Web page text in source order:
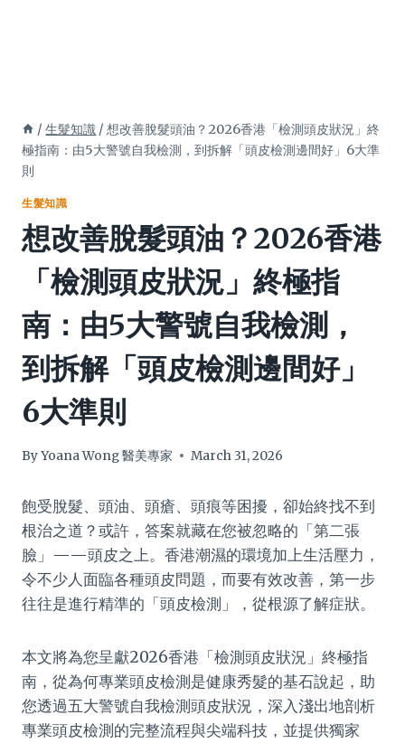
/ 生髮知識 / 想改善脫髮頭油？2026香港「檢測頭皮狀況」終
極指南：由5大警號自我檢測，到拆解「頭皮檢測邊間好」6大準
則
生髮知識
想改善脫髮頭油？2026香港
「檢測頭皮狀況」終極指
南：由5大警號自我檢測，
到拆解「頭皮檢測邊間好」
6大準則
ByYoana Wong 醫美專家 March 31, 2026
飽受脫髮、頭油、頭瘡、頭痕等困擾，卻始終找不到
根治之道？或許，答案就藏在您被忽略的「第二張
臉」——頭皮之上。香港潮濕的環境加上生活壓力，
令不少人面臨各種頭皮問題，而要有效改善，第一步
往往是進行精準的「頭皮檢測」，從根源了解症狀。
本文將為您呈獻2026香港「檢測頭皮狀況」終極指
南，從為何專業頭皮檢測是健康秀髮的基石說起，助
您透過五大警號自我檢測頭皮狀況，深入淺出地剖析
專業頭皮檢測的完整流程與尖端科技，並提供獨家